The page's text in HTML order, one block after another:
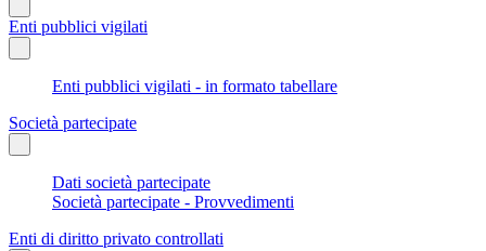
Enti pubblici vigilati
Enti pubblici vigilati - in formato tabellare
Società partecipate
Dati società partecipate
Società partecipate - Provvedimenti
Enti di diritto privato controllati